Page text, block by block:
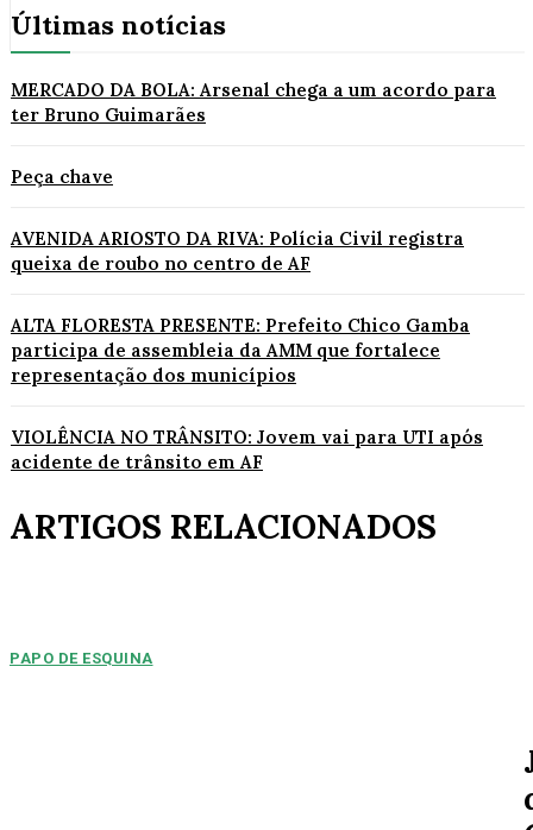
Últimas notícias
MERCADO DA BOLA: Arsenal chega a um acordo para
ter Bruno Guimarães
Peça chave
AVENIDA ARIOSTO DA RIVA: Polícia Civil registra
queixa de roubo no centro de AF
ALTA FLORESTA PRESENTE: Prefeito Chico Gamba
participa de assembleia da AMM que fortalece
representação dos municípios
VIOLÊNCIA NO TRÂNSITO: Jovem vai para UTI após
acidente de trânsito em AF
ARTIGOS RELACIONADOS
PAPO DE ESQUINA